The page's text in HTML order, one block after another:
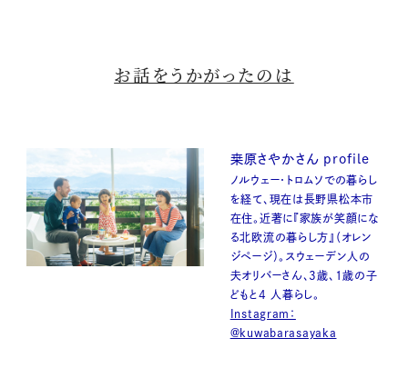
お話をうかがったのは
桒原さやかさん profile
ノルウェー・トロムソでの暮らし
を経て、現在は長野県松本市
在住。近著に『家族が笑顔にな
る北欧流の暮らし方』（オレン
ジページ）。スウェーデン人の
夫オリバーさん、3歳、1歳の子
どもと4 人暮らし。
Instagram：
@kuwabarasayaka